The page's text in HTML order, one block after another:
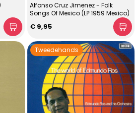
Alfonso Cruz Jimenez - Folk
Songs Of Mexico (LP 1959 Mexico)
€ 9,95
Tweedehands